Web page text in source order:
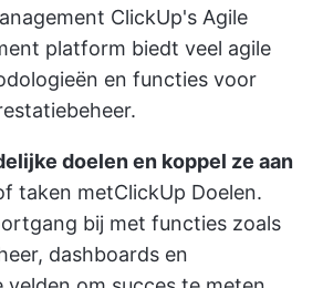
ClickUp's Agile
platform biedt veel agile
en functies voor
doelen en koppel ze aan
taken metClickUp Doelen.
bij met functies zoals
dashboards en